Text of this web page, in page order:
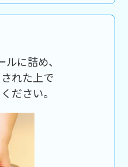
に詰め、
れた上で
ださい。